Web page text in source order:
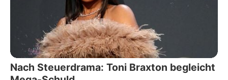
Nach Steuerdrama: Toni Braxton begleicht